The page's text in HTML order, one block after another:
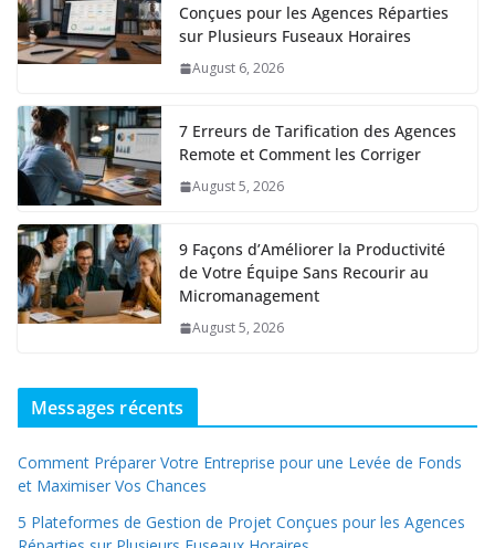
Conçues pour les Agences Réparties
sur Plusieurs Fuseaux Horaires
August 6, 2026
7 Erreurs de Tarification des Agences
Remote et Comment les Corriger
August 5, 2026
9 Façons d’Améliorer la Productivité
de Votre Équipe Sans Recourir au
Micromanagement
August 5, 2026
Messages récents
Comment Préparer Votre Entreprise pour une Levée de Fonds
et Maximiser Vos Chances
5 Plateformes de Gestion de Projet Conçues pour les Agences